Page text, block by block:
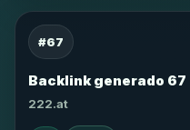
#67
Backlink generado 67
222.at